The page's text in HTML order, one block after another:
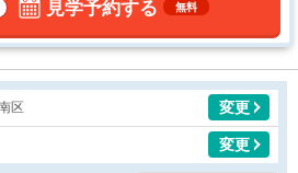
見学予約する 無料
区 変更
変更